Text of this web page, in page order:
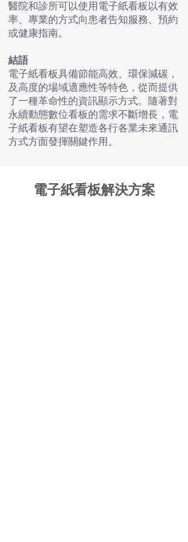
醫院和診所可以使用電子紙看板以有效
率、專業的方式向患者告知服務、預約
或健康指南。
結語
電子紙看板具備節能高效、環保減碳，
及高度的場域適應性等特色，從而提供
了一種革命性的資訊顯示方式。隨著對
永續動態數位看板的需求不斷增長，電
子紙看板有望在塑造各行各業未來通訊
方式方面發揮關鍵作用。
電子紙看板解決方案